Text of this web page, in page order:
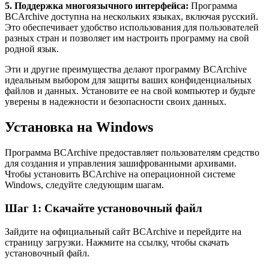
5. Поддержка многоязычного интерфейса: Программа
BCArchive доступна на нескольких языках, включая русский.
Это обеспечивает удобство использования для пользователей
разных стран и позволяет им настроить программу на свой
родной язык.
Эти и другие преимущества делают программу BCArchive
идеальным выбором для защиты ваших конфиденциальных
файлов и данных. Установите ее на свой компьютер и будьте
уверены в надежности и безопасности своих данных.
Установка на Windows
Программа BCArchive предоставляет пользователям средство
для создания и управления зашифрованными архивами.
Чтобы установить BCArchive на операционной системе
Windows, следуйте следующим шагам.
Шаг 1: Скачайте установочный файл
Зайдите на официальный сайт BCArchive и перейдите на
страницу загрузки. Нажмите на ссылку, чтобы скачать
установочный файл.